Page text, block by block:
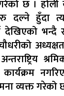
छ । होली
दल्ने हुँदा
देखिएको
व्यक्त गरेको